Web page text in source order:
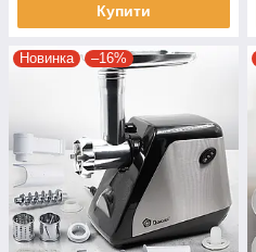
Купити
Новинка –16%